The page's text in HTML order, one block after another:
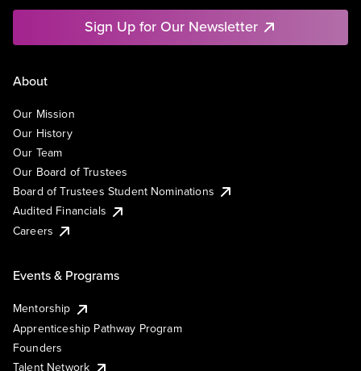
Sign Up for Our Newsletter
About
Our Mission
Our History
Our Team
Our Board of Trustees
Board of Trustees Student Nominations
Audited Financials
Careers
Events & Programs
Mentorship
Apprenticeship Pathway Program
Founders
Talent Network